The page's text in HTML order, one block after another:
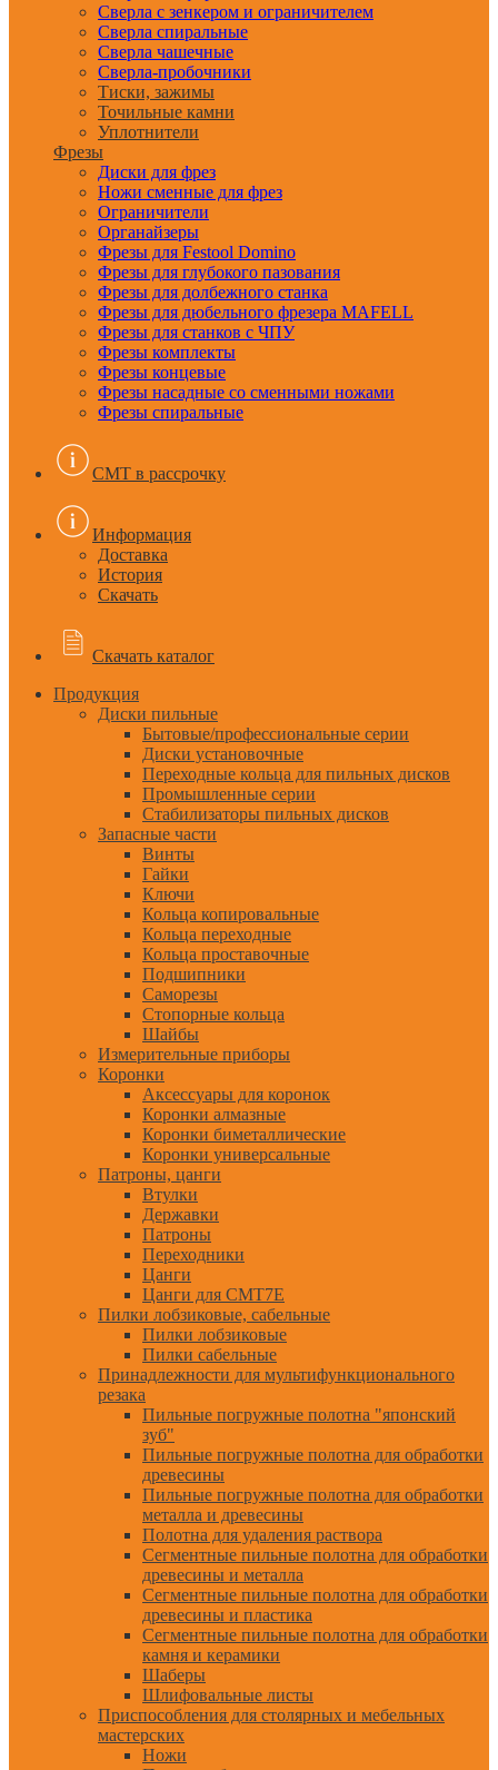
Сверла с зенкером и ограничителем
Сверла спиральные
Сверла чашечные
Сверла-пробочники
Тиски, зажимы
Точильные камни
Уплотнители
Фрезы
Диски для фрез
Ножи сменные для фрез
Ограничители
Органайзеры
Фрезы для Festool Domino
Фрезы для глубокого пазования
Фрезы для долбежного станка
Фрезы для дюбельного фрезера MAFELL
Фрезы для станков с ЧПУ
Фрезы комплекты
Фрезы концевые
Фрезы насадные со сменными ножами
Фрезы спиральные
CMT в рассрочку
Информация
Доставка
История
Скачать
Скачать каталог
Продукция
Диски пильные
Бытовые/профессиональные серии
Диски установочные
Переходные кольца для пильных дисков
Промышленные серии
Стабилизаторы пильных дисков
Запасные части
Винты
Гайки
Ключи
Кольца копировальные
Кольца переходные
Кольца проставочные
Подшипники
Саморезы
Стопорные кольца
Шайбы
Измерительные приборы
Коронки
Аксессуары для коронок
Коронки алмазные
Коронки биметаллические
Коронки универсальные
Патроны, цанги
Втулки
Державки
Патроны
Переходники
Цанги
Цанги для CMT7E
Пилки лобзиковые, сабельные
Пилки лобзиковые
Пилки сабельные
Принадлежности для мультифункционального
резака
Пильные погружные полотна "японский
зуб"
Пильные погружные полотна для обработки
древесины
Пильные погружные полотна для обработки
металла и древесины
Полотна для удаления раствора
Сегментные пильные полотна для обработки
древесины и металла
Сегментные пильные полотна для обработки
древесины и пластика
Сегментные пильные полотна для обработки
камня и керамики
Шаберы
Шлифовальные листы
Приспособления для столярных и мебельных
мастерских
Ножи